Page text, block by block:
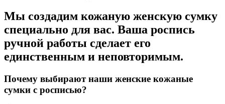
Мы создадим кожаную женскую сумку
специально для вас. Ваша роспись
ручной работы сделает его
единственным и неповторимым.
Почему выбирают наши женские кожаные
сумки с росписью?